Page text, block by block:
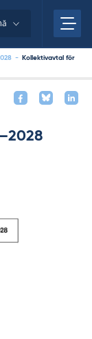
-
Kollektivavtal för